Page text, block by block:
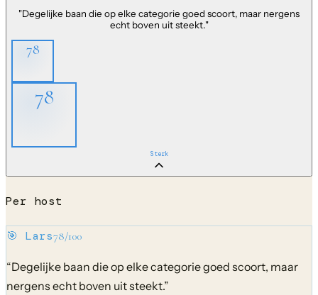
"Degelijke baan die op elke categorie goed scoort, maar nergens
echt boven uit steekt."
78
78
Sterk
Per host
🎯 Lars78/100
“Degelijke baan die op elke categorie goed scoort, maar
nergens echt boven uit steekt.”